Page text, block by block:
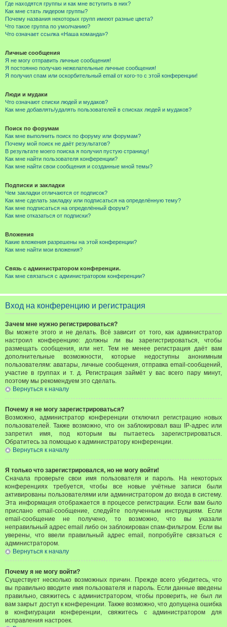
Где находятся группы и как мне вступить в них?
Как мне стать лидером группы?
Почему названия некоторых групп имеют разные цвета?
Что такое группа по умолчанию?
Что означает ссылка «Наша команда»?
Личные сообщения
Я не могу отправить личные сообщения!
Я постоянно получаю нежелательные личные сообщения!
Я получил спам или оскорбительный email от кого-то с этой конференции!
Люди и мудаки
Что означают списки людей и мудаков?
Как мне добавлять/удалять пользователей в списках людей и мудаков?
Поиск по форумам
Как мне выполнить поиск по форуму или форумам?
Почему мой поиск не даёт результатов?
В результате моего поиска я получил пустую страницу!
Как мне найти пользователя конференции?
Как мне найти свои сообщения и созданные мной темы?
Подписки и закладки
Чем закладки отличаются от подписок?
Как мне сделать закладку или подписаться на определённую тему?
Как мне подписаться на определённый форум?
Как мне отказаться от подписки?
Вложения
Какие вложения разрешены на этой конференции?
Как мне найти мои вложения?
Связь с администратором конференции.
Как мне связаться с администратором конференции?
Вход на конференцию и регистрация
Зачем мне нужно регистрироваться?
Вы можете этого и не делать. Всё зависит от того, как администратор
настроил конференцию: должны ли вы зарегистрироваться, чтобы
размещать сообщения, или нет. Тем не менее регистрация даёт вам
дополнительные возможности, которые недоступны анонимным
пользователям: аватары, личные сообщения, отправка email-сообщений,
участие в группах и т. д. Регистрация займёт у вас всего пару минут,
поэтому мы рекомендуем это сделать.
Вернуться к началу
Почему я не могу зарегистрироваться?
Возможно, администратор конференции отключил регистрацию новых
пользователей. Также возможно, что он заблокировал ваш IP-адрес или
запретил имя, под которым вы пытаетесь зарегистрироваться.
Обратитесь за помощью к администратору конференции.
Вернуться к началу
Я только что зарегистрировался, но не могу войти!
Сначала проверьте свои имя пользователя и пароль. На некоторых
конференциях требуется, чтобы все новые учётные записи были
активированы пользователями или администратором до входа в систему.
Эта информация отображается в процессе регистрации. Если вам было
прислано email-сообщение, следуйте полученным инструкциям. Если
email-сообщение не получено, то возможно, что вы указали
неправильный адрес email либо он заблокирован спам-фильтром. Если вы
уверены, что ввели правильный адрес email, попробуйте связаться с
администратором.
Вернуться к началу
Почему я не могу войти?
Существует несколько возможных причин. Прежде всего убедитесь, что
вы правильно вводите имя пользователя и пароль. Если данные введены
правильно, свяжитесь с администратором, чтобы проверить, не был ли
вам закрыт доступ к конференции. Также возможно, что допущена ошибка
в конфигурации конференции, свяжитесь с администратором для
исправления настроек.